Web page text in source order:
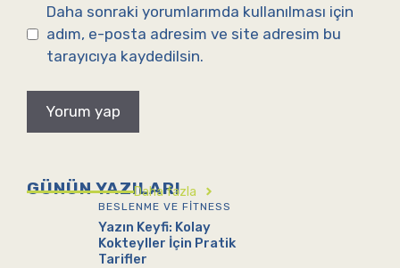
Daha sonraki yorumlarımda kullanılması için
adım, e-posta adresim ve site adresim bu
tarayıcıya kaydedilsin.
GÜNÜN YAZILARI
Daha fazla
BESLENME VE FITNESS
Yazın Keyfi: Kolay
Kokteyller İçin Pratik
Tarifler